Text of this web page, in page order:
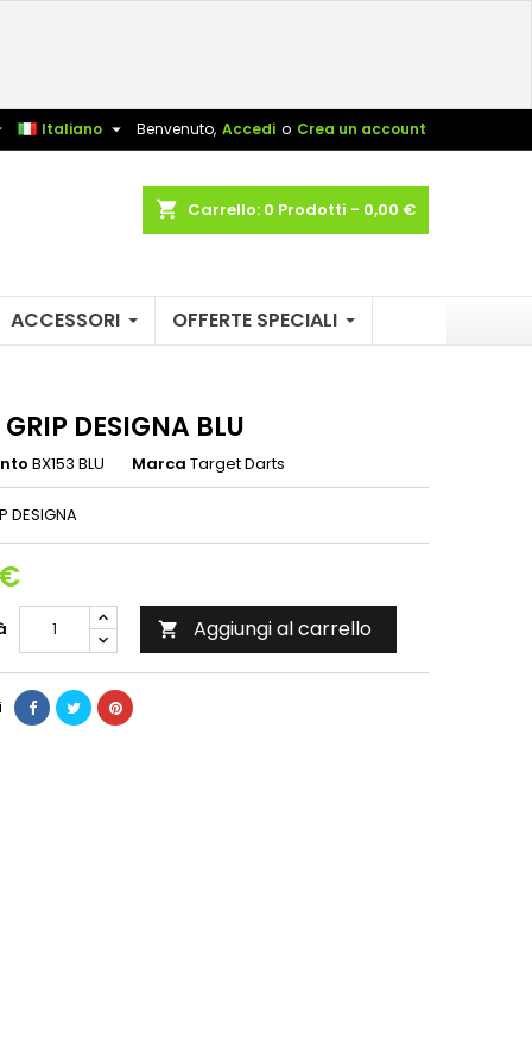
Benvenuto, Accedi o Crea un account
Italiano 
shopping_cart Carrello: 0 Prodotti - 0,00 €
ACCESSORI OFFERTE SPECIALI
DESIGNA BLU
BX153 BLU Marca Target Darts
DESIGNA
 Aggiungi al carrello